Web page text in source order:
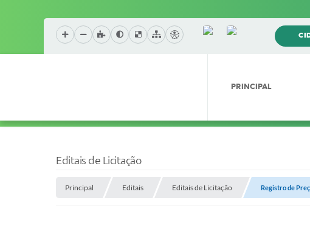
PRINCIPAL
Editais de Licitação
Principal Editais Editais de Licitação Registro de